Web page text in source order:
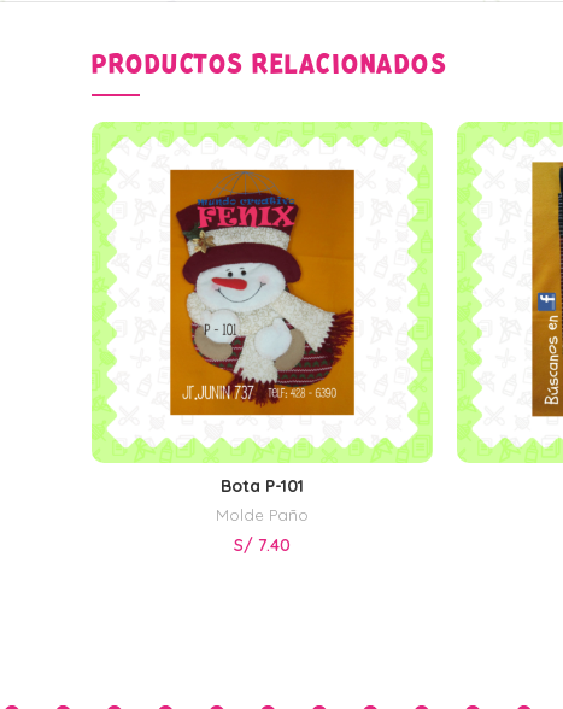
PRODUCTOS RELACIONADOS
AÑADIR AL CARRITO
Bota P-101
Molde Paño
S/ 7.40